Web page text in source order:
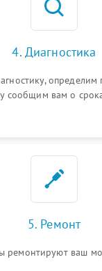
4. Диагностика
определим
сообщим вам о
5. Ремонт
ремонтируют ваш